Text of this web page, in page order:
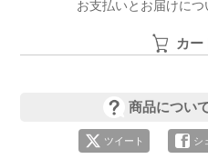
お支払いとお届けに
カー
商品につい
ツイート シ